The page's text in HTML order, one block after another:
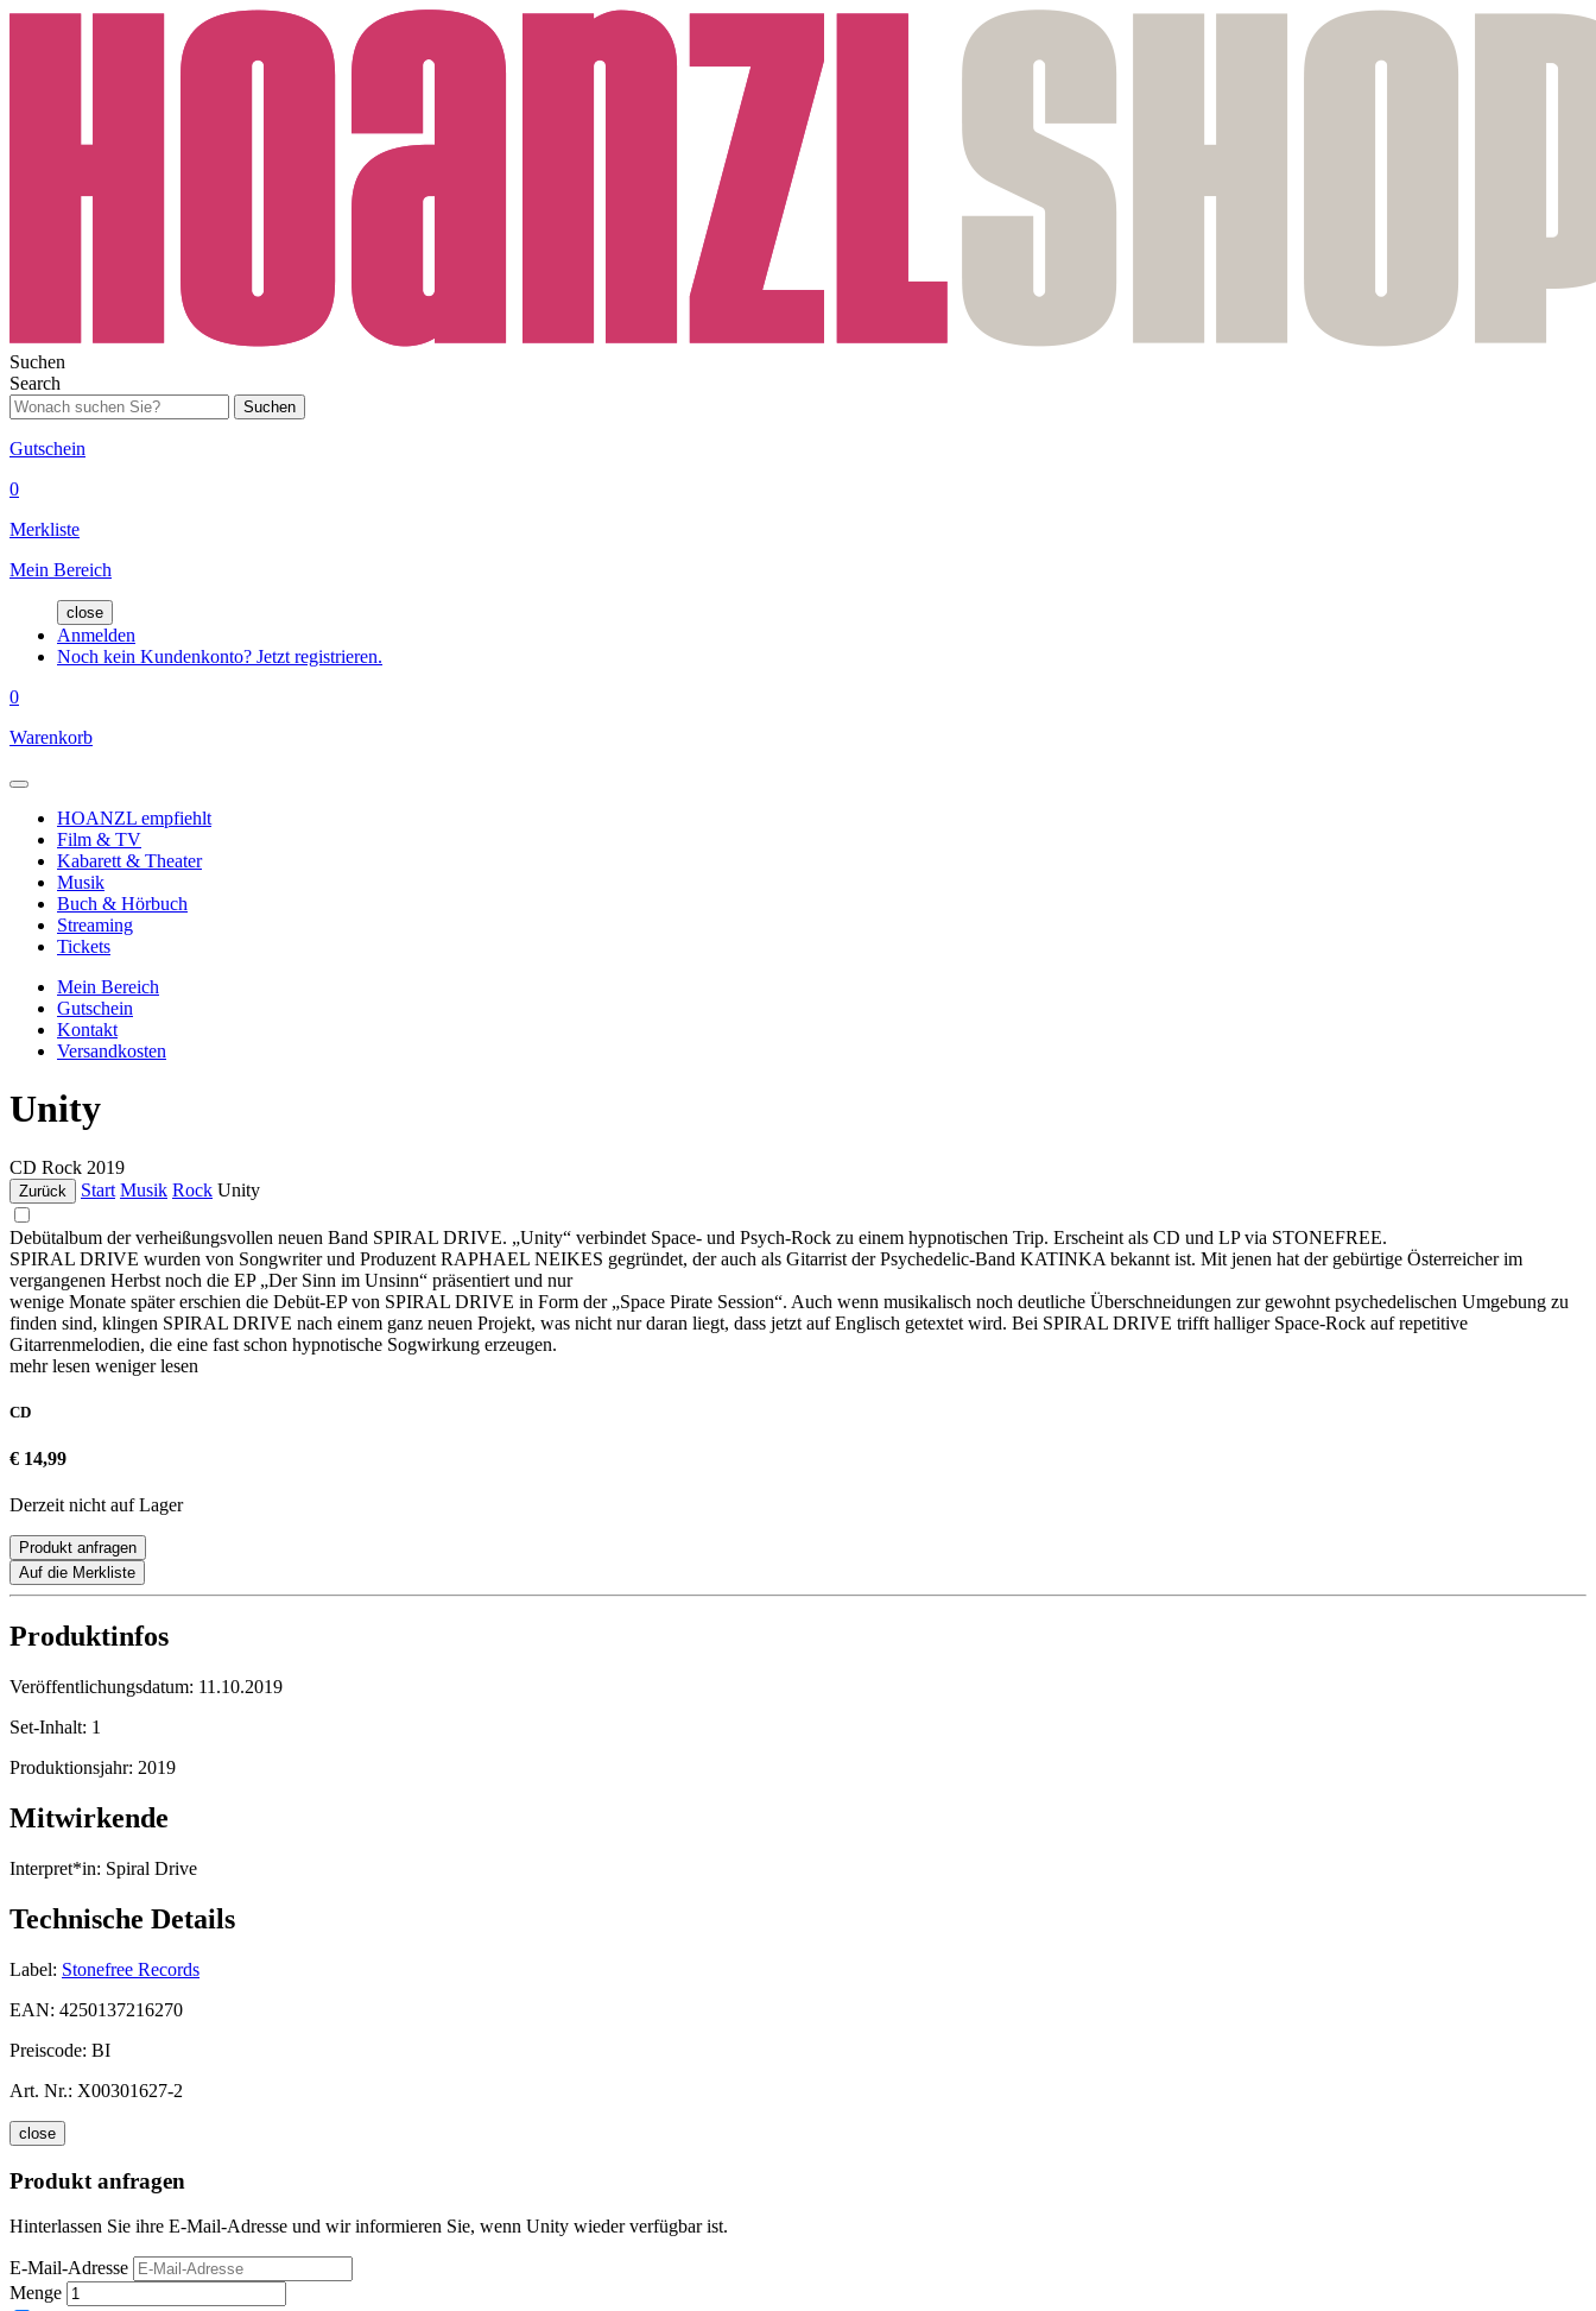
Suchen
Search
Suchen
Gutschein
0
Merkliste
Mein Bereich
close
Anmelden
Noch kein Kundenkonto? Jetzt registrieren.
0
Warenkorb
HOANZL empfiehlt
Film & TV
Kabarett & Theater
Musik
Buch & Hörbuch
Streaming
Tickets
Mein Bereich
Gutschein
Kontakt
Versandkosten
Unity
CD Rock 2019
Zurück Start Musik Rock Unity
Debütalbum der verheißungsvollen neuen Band SPIRAL DRIVE. „Unity“ verbindet Space- und Psych-Rock zu einem hypnotischen Trip. Erscheint als CD und LP via STONEFREE.
SPIRAL DRIVE wurden von Songwriter und Produzent RAPHAEL NEIKES gegründet, der auch als Gitarrist der Psychedelic-Band KATINKA bekannt ist. Mit jenen hat der gebürtige Österreicher im
vergangenen Herbst noch die EP „Der Sinn im Unsinn“ präsentiert und nur
wenige Monate später erschien die Debüt-EP von SPIRAL DRIVE in Form der „Space Pirate Session“. Auch wenn musikalisch noch deutliche Überschneidungen zur gewohnt psychedelischen Umgebung zu
finden sind, klingen SPIRAL DRIVE nach einem ganz neuen Projekt, was nicht nur daran liegt, dass jetzt auf Englisch getextet wird. Bei SPIRAL DRIVE trifft halliger Space-Rock auf repetitive
Gitarrenmelodien, die eine fast schon hypnotische Sogwirkung erzeugen.
mehr lesen weniger lesen
CD
€ 14,99
Derzeit nicht auf Lager
Produkt anfragen
Auf die Merkliste
Produktinfos
Veröffentlichungsdatum: 11.10.2019
Set-Inhalt: 1
Produktionsjahr: 2019
Mitwirkende
Interpret*in: Spiral Drive
Technische Details
Label: Stonefree Records
EAN: 4250137216270
Preiscode: BI
Art. Nr.: X00301627-2
close
Produkt anfragen
Hinterlassen Sie ihre E-Mail-Adresse und wir informieren Sie, wenn Unity wieder verfügbar ist.
E-Mail-Adresse
Menge